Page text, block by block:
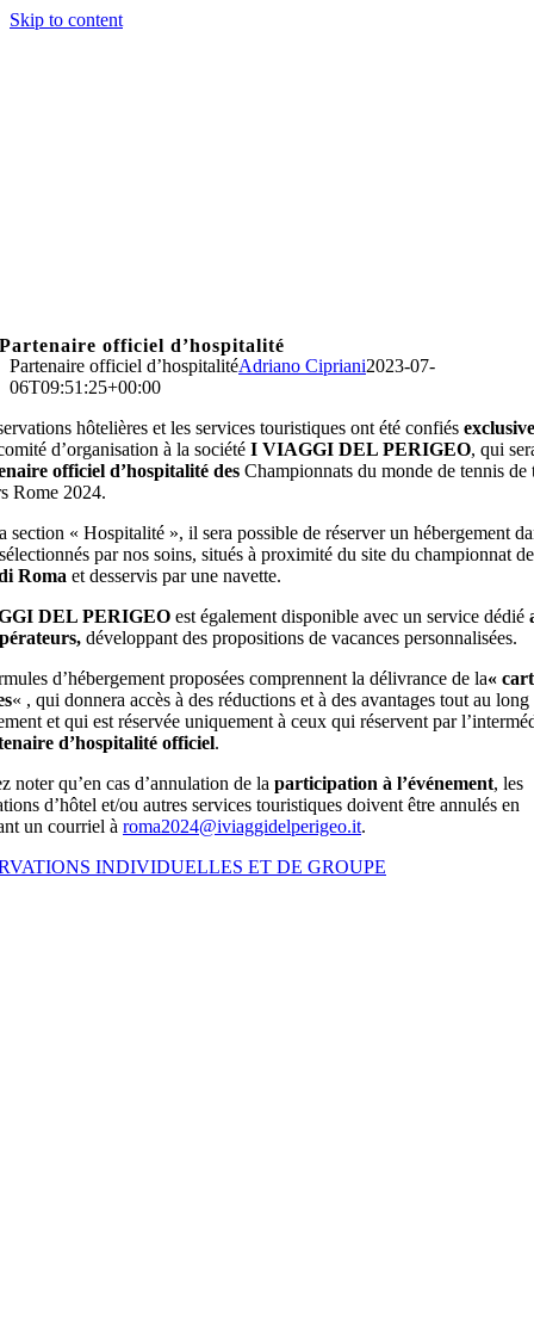
Skip to content
Partenaire officiel d’hospitalité
Partenaire officiel d’hospitalitéAdriano Cipriani2023-07-
06T09:51:25+00:00
hôtelières et les services touristiques ont été confiés
d’organisation à la société I VIAGGI DEL PERIGEO, qui
officiel d’hospitalité des Championnats du monde de tennis de
Rome 2024.
section « Hospitalité », il sera possible de réserver un hébergement
par nos soins, situés à proximité du site du championnat
Roma et desservis par une navette.
DEL PERIGEO est également disponible avec un service dédié
développant des propositions de vacances personnalisées.
d’hébergement proposées comprennent la délivrance de la«
« , qui donnera accès à des réductions et à des avantages tout au long
et qui est réservée uniquement à ceux qui réservent par
d’hospitalité officiel.
noter qu’en cas d’annulation de la participation à l’événement, les
d’hôtel et/ou autres services touristiques doivent être annulés en
un courriel à roma2024@iviaggidelperigeo.it.
INDIVIDUELLES ET DE GROUPE